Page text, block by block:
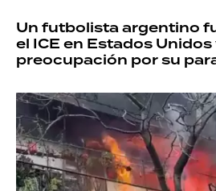
Un futbolista argentino
el ICE en Estados
preocupación por su